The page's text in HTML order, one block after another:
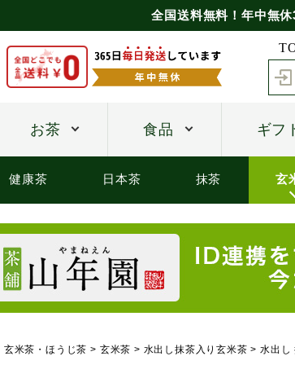
全国送料無料！年中無
お茶 食品 ギフ
健康茶 日本茶 抹茶 玄
玄米茶・ほうじ茶 玄米茶 水出し抹茶入り玄米茶 水出し